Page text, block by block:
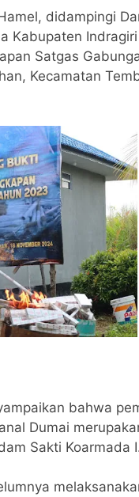
didampingi
Kabupaten
Satgas
Kecamatan
bahwa
Dumai
Sakti Koarmada